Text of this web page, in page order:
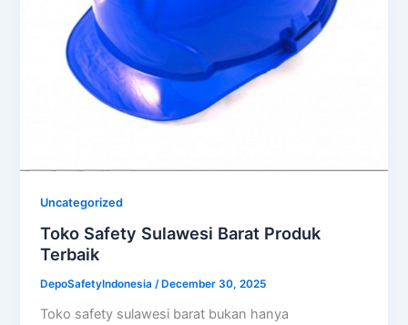
Uncategorized
Toko Safety Sulawesi Barat Produk
Terbaik
DepoSafetyIndonesia/ December 30, 2025
Toko safety sulawesi barat bukan hanya